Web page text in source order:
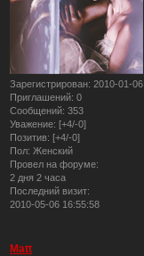
Зарегистрирован: 2010-01-06
Приглашений: 0
Сообщений: 353
Уважение: [+4/-0]
Позитив: [+4/-0]
Пол: Женский
Провел на форуме:
2 дня 2 часа
Последний визит:
2010-05-06 16:55:58
Matt